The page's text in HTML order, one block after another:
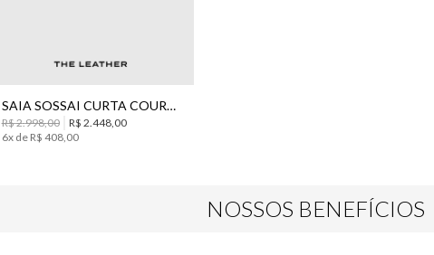
44
SAIA SOSSAI CURTA COURO BO.BÔ FEMININO
R$2.998,00 R$ 2.448,00
6x de R$ 408,00
NOSSOS BENEFÍCIOS